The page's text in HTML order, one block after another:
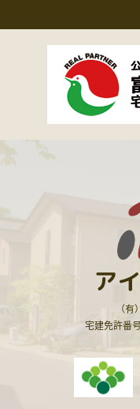
ア
（
宅建免許番